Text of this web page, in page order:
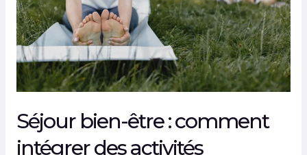
Séjour bien-être : comment
intégrer des activités
intégrer
des
activités
relaxantes
pour
ressourcer
pleinement